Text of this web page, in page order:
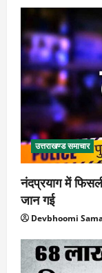
उत्तराखण्ड समाचार
नंदप्रयाग में
जान गई
Devbhoomi